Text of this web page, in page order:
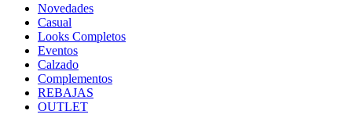
Novedades
Casual
Looks Completos
Eventos
Calzado
Complementos
REBAJAS
OUTLET